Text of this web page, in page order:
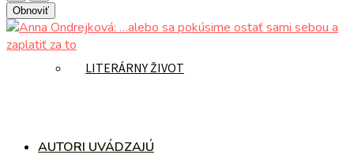
LITERÁRNY ŽIVOT
AUTORI UVÁDZAJÚ
Obnoviť